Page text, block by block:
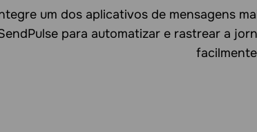
um dos aplicativos de mensagens
para automatizar e rastrear a